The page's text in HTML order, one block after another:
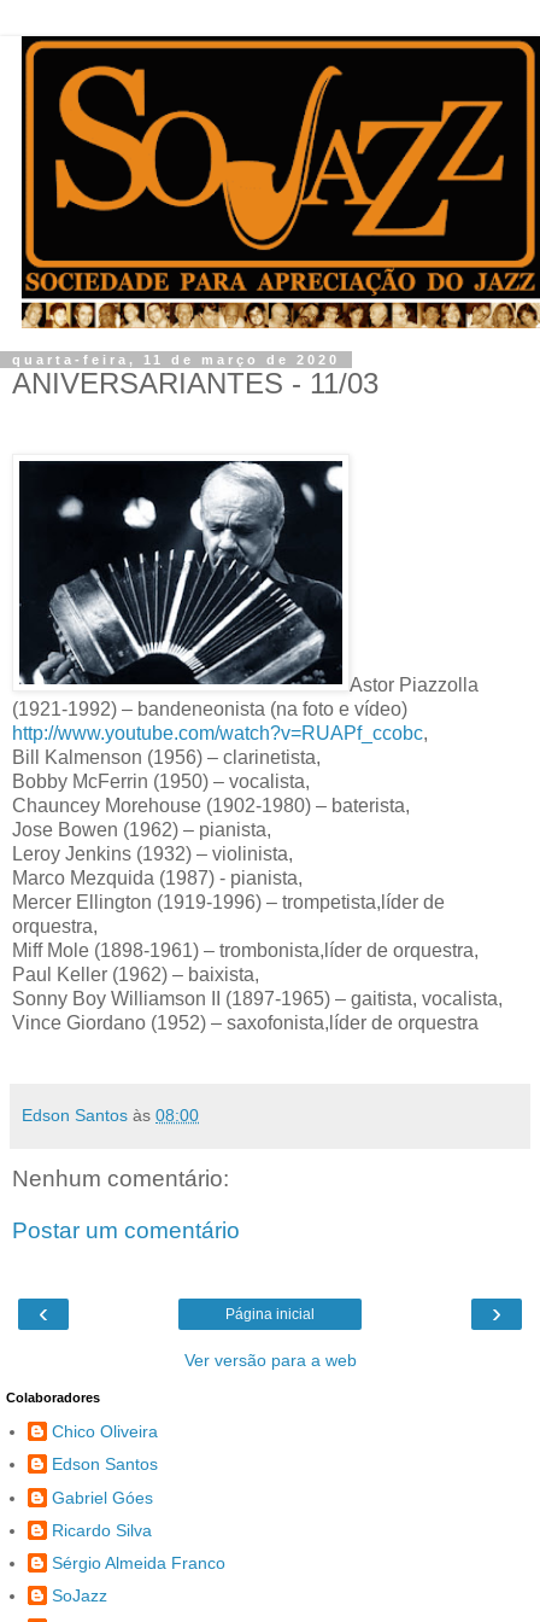
quarta-feira, 11 de março de 2020
ANIVERSARIANTES - 11/03
Astor Piazzolla
(1921-1992) – bandeneonista (na foto e vídeo)
http://www.youtube.com/watch?v=RUAPf_ccobc,
Bill Kalmenson (1956) – clarinetista,
Bobby McFerrin (1950) – vocalista,
Chauncey Morehouse (1902-1980) – baterista,
Jose Bowen (1962) – pianista,
Leroy Jenkins (1932) – violinista,
Marco Mezquida (1987) - pianista,
Mercer Ellington (1919-1996) – trompetista,líder de
orquestra,
Miff Mole (1898-1961) – trombonista,líder de orquestra,
Paul Keller (1962) – baixista,
Sonny Boy Williamson II (1897-1965) – gaitista, vocalista,
Vince Giordano (1952) – saxofonista,líder de orquestra
Edson Santos às 08:00
Nenhum comentário:
Postar um comentário
‹ ›
Página inicial
Ver versão para a web
Colaboradores
Chico Oliveira
Edson Santos
Gabriel Góes
Ricardo Silva
Sérgio Almeida Franco
SoJazz